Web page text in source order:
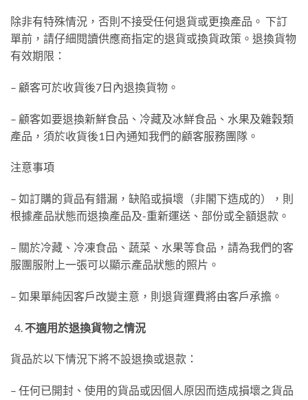
除非有特殊情況，否則不接受任何退貨或更換產品。 下訂
單前，請仔細閱讀供應商指定的退貨或換貨政策。退換貨物
有效期限：
– 顧客可於收貨後7日內退換貨物。
– 顧客如要退換新鮮食品、冷藏及冰鮮食品、水果及雜穀類
產品，須於收貨後1日內通知我們的顧客服務團隊。
注意事項
– 如訂購的貨品有錯漏，缺陷或損壞（非閣下造成的），則
根據產品狀態而退換產品及-重新運送、部份或全額退款。
– 關於冷藏、冷凍食品、蔬菜、水果等食品，請為我們的客
服團服附上一張可以顯示產品狀態的照片。
– 如果單純因客戶改變主意，則退貨運費將由客戶承擔。
不適用於退換貨物之情況
貨品於以下情況下將不設退換或退款：
– 任何已開封、使用的貨品或因個人原因而造成損壞之貨品